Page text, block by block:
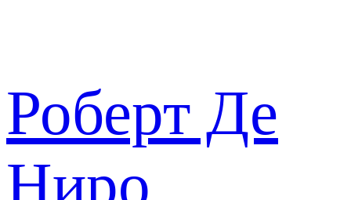
Роберт Де
Ниро